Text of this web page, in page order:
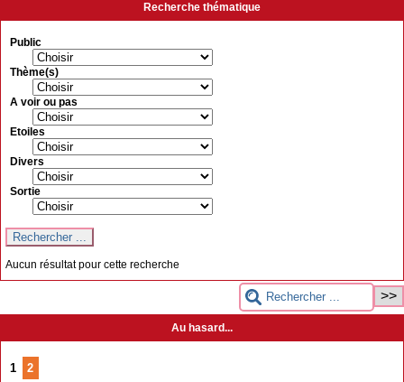
Recherche thématique
Public
Thème(s)
A voir ou pas
Etoiles
Divers
Sortie
Aucun résultat pour cette recherche
Au hasard...
1 2